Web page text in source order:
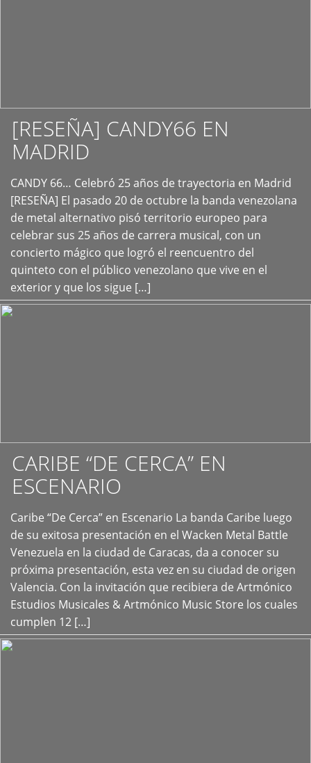
[RESEÑA] CANDY66 EN
MADRID
CANDY 66… Celebró 25 años de trayectoria en Madrid
[RESEÑA] El pasado 20 de octubre la banda venezolana
de metal alternativo pisó territorio europeo para
celebrar sus 25 años de carrera musical, con un
concierto mágico que logró el reencuentro del
quinteto con el público venezolano que vive en el
exterior y que los sigue […]
+
CARIBE “DE CERCA” EN
ESCENARIO
Caribe “De Cerca” en Escenario La banda Caribe luego
de su exitosa presentación en el Wacken Metal Battle
Venezuela en la ciudad de Caracas, da a conocer su
próxima presentación, esta vez en su ciudad de origen
Valencia. Con la invitación que recibiera de Artmónico
Estudios Musicales & Artmónico Music Store los cuales
cumplen 12 […]
+